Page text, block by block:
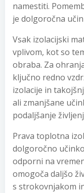
namestiti.
je dolgoročna
Vsak izolacijski
vplivom, kot so
obraba. Za
ključno redno
izolacije in
ali zmanjšane
podaljšanje
Prava toplotna
dolgoročno
odporni na
omogoča daljšo
s strokovnjakom